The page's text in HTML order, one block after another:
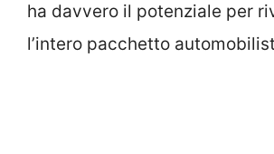
ha davvero il potenziale per
l’intero pacchetto